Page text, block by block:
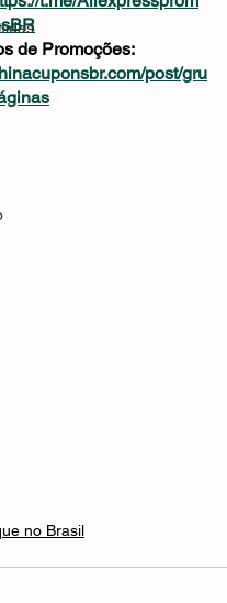
de Promoções:
post/gru
no Brasil